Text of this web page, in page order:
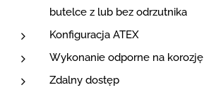
butelce z lub bez odrzutnika
Konfiguracja ATEX
Wykonanie odporne na korozję
Zdalny dostęp